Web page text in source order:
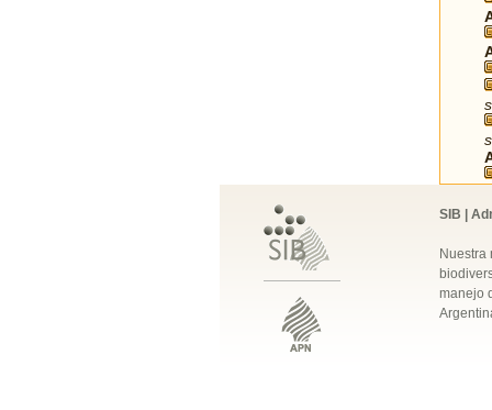
SIB |
Nuestra
manejo